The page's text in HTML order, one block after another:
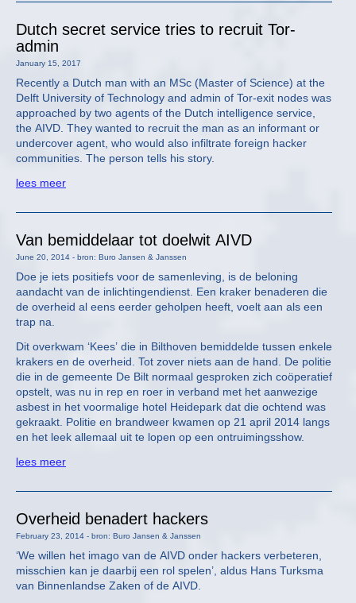
Dutch secret service tries to recruit Tor-
admin
January 15, 2017
Recently a Dutch man with an MSc (Master of Science) at the
Delft University of Technology and admin of Tor-exit nodes was
approached by two agents of the Dutch intelligence service,
the AIVD. They wanted to recruit the man as an informant or
undercover agent, who would also infiltrate foreign hacker
communities. The person tells his story.
lees meer
Van bemiddelaar tot doelwit AIVD
June 20, 2014 - bron: Buro Jansen & Janssen
Doe je iets positiefs voor de samenleving, is de beloning
aandacht van de inlichtingendienst. Een kraker benaderen die
de overheid al eens eerder geholpen heeft, voelt aan als een
trap na.
Dit overkwam ‘Kees’ die in Bilthoven bemiddelde tussen enkele
krakers en de overheid. Tot zover niets aan de hand. De politie
die in de gemeente De Bilt normaal gesproken zich coöperatief
opstelt, was nu in rep en roer in verband met het aanwezige
asbest in het voormalige hotel Heidepark dat die ochtend was
gekraakt. Politie en brandweer kwamen op 21 april 2014 langs
en het leek allemaal uit te lopen op een ontruimingsshow.
lees meer
Overheid benadert hackers
February 23, 2014 - bron: Buro Jansen & Janssen
‘We willen het imago van de AIVD onder hackers verbeteren,
misschien kan je daarbij een rol spelen’, aldus Hans Turksma
van Binnenlandse Zaken of de AIVD.